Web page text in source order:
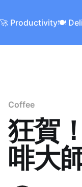
🚀 Productivity🍽️
Coffee
狂賀
啡大